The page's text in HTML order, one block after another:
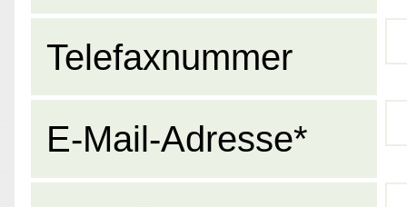
Telefaxnummer
E-Mail-Adresse*